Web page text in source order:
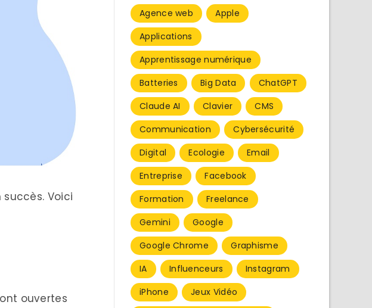
Voici
ouvertes
Agence web
Apple
Applications
Apprentissage numérique
Batteries
Big Data
ChatGPT
Claude AI
Clavier
CMS
Communication
Cybersécurité
Digital
Ecologie
Email
Entreprise
Facebook
Formation
Freelance
Gemini
Google
Google Chrome
Graphisme
IA
Influenceurs
Instagram
iPhone
Jeux Vidéo